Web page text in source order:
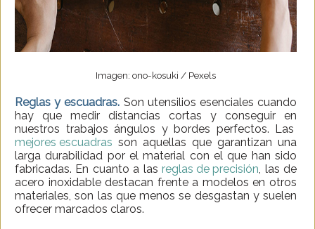
Imagen: ono-kosuki / Pexels
Reglas y escuadras. Son utensilios esenciales cuando
hay que medir distancias cortas y conseguir en
nuestros trabajos ángulos y bordes perfectos. Las
mejores escuadras son aquellas que garantizan una
larga durabilidad por el material con el que han sido
fabricadas. En cuanto a lasreglas de precisión, las de
acero inoxidable destacan frente a modelos en otros
materiales, son las que menos se desgastan y suelen
ofrecer marcados claros.